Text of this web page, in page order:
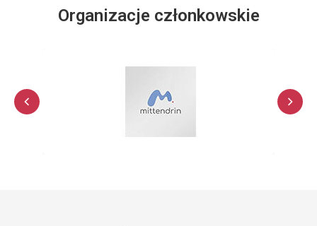
Organizacje członkowskie